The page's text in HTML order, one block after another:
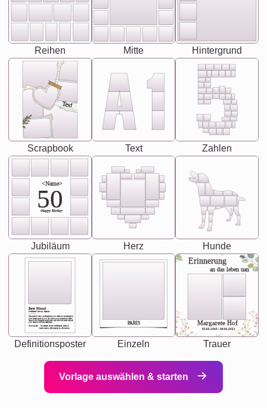
Reihen Mitte Hintergrund
Text
Scrapbook Text Zahlen
<Name>
50
-Happy Birday-
Jubiläum Herz Hunde
Best Friend
[<NAME>] Noun, feminie
Synonyms: Soulmate, closet confidante, sister at
heart person, life partner in adventure.
The person who understands you without explanation
you accepts just as you are. She's your partner in life's,
chaos your biggest supporter, and the one with whom
you share your best memories.
Definitionsposter
PARIS
Einzeln
Erinnerung
an das leben uan
Margarete Hof
02.05.1940 - 08.04.2021
Trauer
Vorlage auswählen & starten